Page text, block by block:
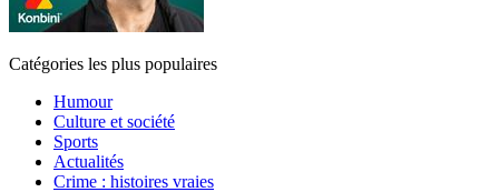
Catégories les plus populaires
Humour
Culture et société
Sports
Actualités
Crime : histoires vraies